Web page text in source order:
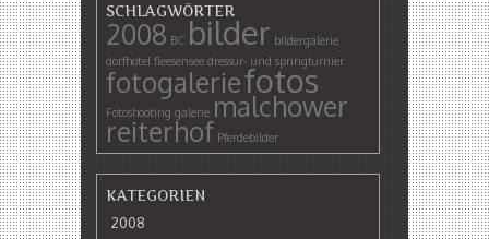
SCHLAGWÖRTER
2008 BC bilder bildergalerie
dorfhotel fleesensee dressur- und springturnier
fotogaleriefotos
Fotoshooting galerie malchower
reiterhof Pferdebilder
KATEGORIEN
2008